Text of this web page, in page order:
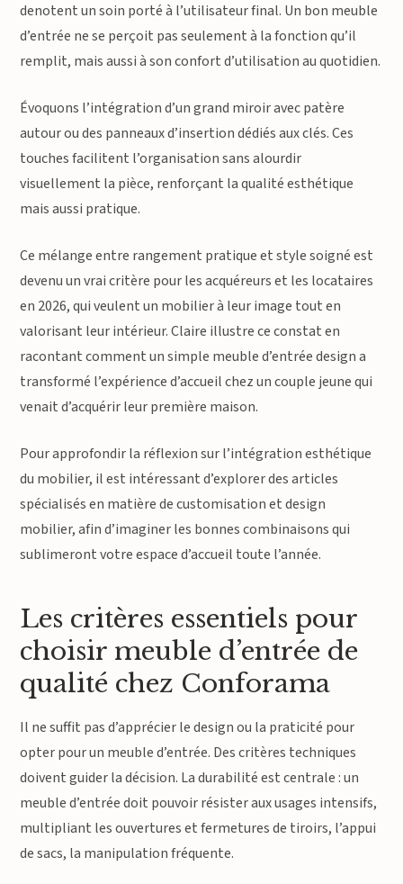
denotent un soin porté à l’utilisateur final. Un bon meuble
d’entrée ne se perçoit pas seulement à la fonction qu’il
remplit, mais aussi à son confort d’utilisation au quotidien.
Évoquons l’intégration d’un grand miroir avec patère
autour ou des panneaux d’insertion dédiés aux clés. Ces
touches facilitent l’organisation sans alourdir
visuellement la pièce, renforçant la qualité esthétique
mais aussi pratique.
Ce mélange entre rangement pratique et style soigné est
devenu un vrai critère pour les acquéreurs et les locataires
en 2026, qui veulent un mobilier à leur image tout en
valorisant leur intérieur. Claire illustre ce constat en
racontant comment un simple meuble d’entrée design a
transformé l’expérience d’accueil chez un couple jeune qui
venait d’acquérir leur première maison.
Pour approfondir la réflexion sur l’intégration esthétique
du mobilier, il est intéressant d’explorer des articles
spécialisés en matière de customisation et design
mobilier, afin d’imaginer les bonnes combinaisons qui
sublimeront votre espace d’accueil toute l’année.
Les critères essentiels pour
choisir meuble d’entrée de
qualité chez Conforama
Il ne suffit pas d’apprécier le design ou la praticité pour
opter pour un meuble d’entrée. Des critères techniques
doivent guider la décision. La durabilité est centrale : un
meuble d’entrée doit pouvoir résister aux usages intensifs,
multipliant les ouvertures et fermetures de tiroirs, l’appui
de sacs, la manipulation fréquente.